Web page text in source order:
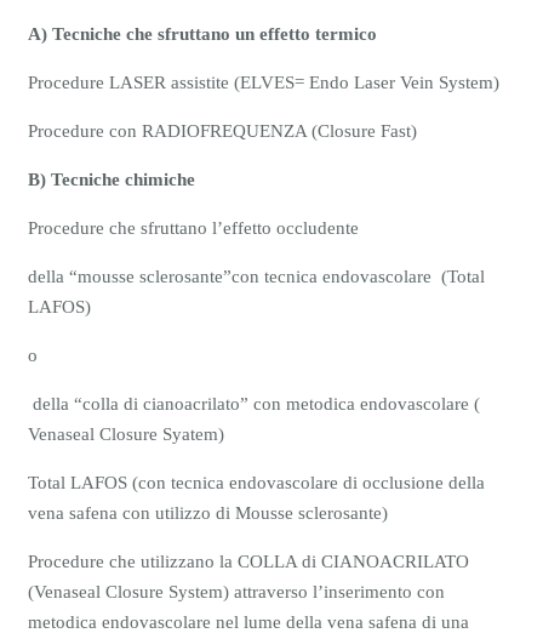
A) Tecniche che sfruttano un effetto termico
Procedure LASER assistite (ELVES= Endo Laser Vein System)
Procedure con RADIOFREQUENZA (Closure Fast)
B) Tecniche chimiche
Procedure che sfruttano l’effetto occludente
della “mousse sclerosante”con tecnica endovascolare (Total
LAFOS)
o
della “colla di cianoacrilato” con metodica endovascolare (
Venaseal Closure Syatem)
Total LAFOS (con tecnica endovascolare di occlusione della
vena safena con utilizzo di Mousse sclerosante)
Procedure che utilizzano la COLLA di CIANOACRILATO
(Venaseal Closure System) attraverso l’inserimento con
metodica endovascolare nel lume della vena safena di una